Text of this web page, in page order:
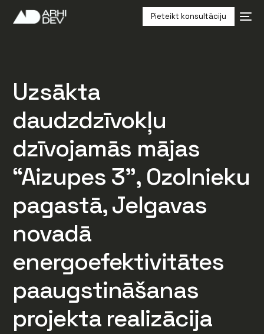
Pieteikt konsultāciju
Uzsākta
daudzdzīvokļu
dzīvojamās mājas
“Aizupes 3”, Ozolnieku
pagastā, Jelgavas
novadā
energoefektivitātes
paaugstināšanas
projekta realizācija